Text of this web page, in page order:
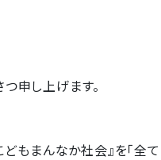
申し上げます。
もまんなか社会』を「全て